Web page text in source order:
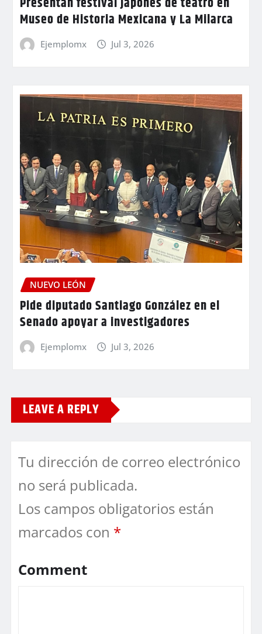
Museo de Historia Mexicana y La Milarca
Ejemplomx Jul 3, 2026
NUEVO LEÓN
Pide diputado Santiago González en el
Senado apoyar a investigadores
Ejemplomx Jul 3, 2026
LEAVE A REPLY
Tu dirección de correo electrónico
no será publicada.
Los campos obligatorios están
marcados con *
Comment